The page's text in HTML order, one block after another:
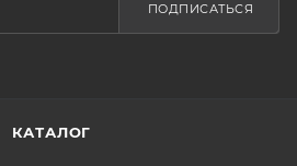
ПОДПИСАТЬСЯ
КАТАЛОГ